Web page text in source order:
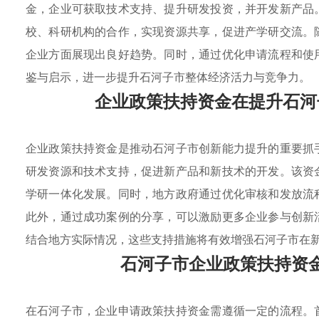
金，企业可获取技术支持、提升研发投资，并开发新产
校、科研机构的合作，实现资源共享，促进产学研交流
企业方面展现出良好趋势。同时，通过优化申请流程和
鉴与启示，进一步提升石河子市整体经济活力与竞争力。
企业政策扶持资金在提升石
企业政策扶持资金是推动石河子市创新能力提升的重要抓
研发资源和技术支持，促进新产品和新技术的开发。该
学研一体化发展。同时，地方政府通过优化审核和发放
此外，通过成功案例的分享，可以激励更多企业参与创
结合地方实际情况，这些支持措施将有效增强石河子市
石河子市企业政策扶持资
在石河子市，企业申请政策扶持资金需遵循一定的流程